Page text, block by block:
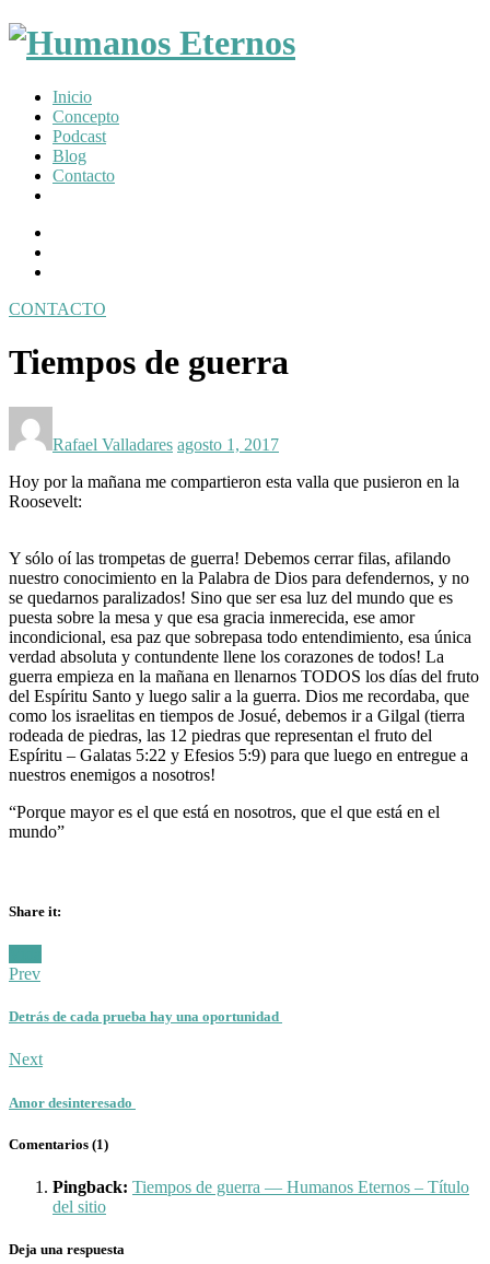
Somos
humanos,
pero
Dios
creó
mucho
Inicio
Concepto
Podcast
Blog
Contacto
CONTACTO
navigation
Tiempos de guerra
Posted
by:
Rafael Valladares agosto 1, 2017
Hoy por la mañana me compartieron esta valla que pusieron en la
Roosevelt:
Y sólo oí las trompetas de guerra! Debemos cerrar filas, afilando
nuestro conocimiento en la Palabra de Dios para defendernos, y no
se quedarnos paralizados! Sino que ser esa luz del mundo que es
puesta sobre la mesa y que esa gracia inmerecida, ese amor
incondicional, esa paz que sobrepasa todo entendimiento, esa única
verdad absoluta y contundente llene los corazones de todos! La
guerra empieza en la mañana en llenarnos TODOS los días del fruto
del Espíritu Santo y luego salir a la guerra. Dios me recordaba, que
como los israelitas en tiempos de Josué, debemos ir a Gilgal (tierra
rodeada de piedras, las 12 piedras que representan el fruto del
Espíritu – Galatas 5:22 y Efesios 5:9) para que luego en entregue a
nuestros enemigos a nosotros!
“Porque mayor es el que está en nosotros, que el que está en el
mundo”
Share it:
in:
Prev
Detrás de cada prueba hay una oportunidad
Next
Amor desinteresado
Comentarios (1)
Pingback: Tiempos de guerra — Humanos Eternos – Título
del sitio
Deja una respuesta